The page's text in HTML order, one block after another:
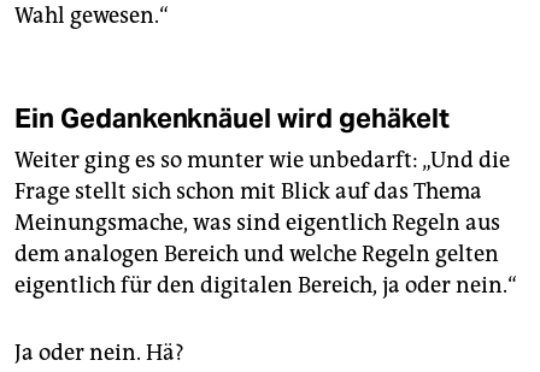
Wahl gewesen.“
Ein Gedankenknäuel wird gehäkelt
Weiter ging es so munter wie unbedarft: „Und die
Frage stellt sich schon mit Blick auf das Thema
Meinungsmache, was sind eigentlich Regeln aus
dem analogen Bereich und welche Regeln gelten
eigentlich für den digitalen Bereich, ja oder nein.“
Ja oder nein. Hä?